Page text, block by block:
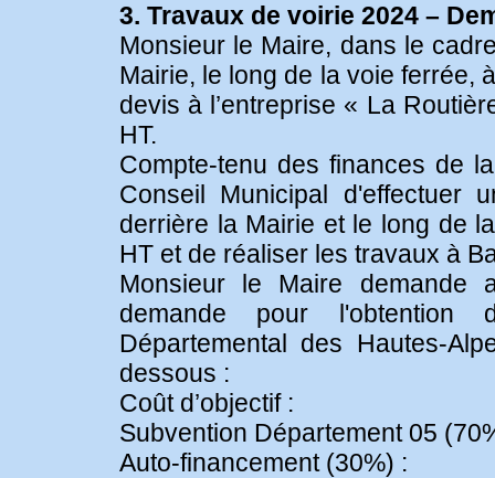
3. Travaux de voirie 2024 –
Monsieur le Maire, dans le
Mairie, le long de la voie ferrée,
devis à l’entreprise « La
HT.
Compte-tenu des finances de
Conseil Municipal d'effectuer
derrière la Mairie et le long de
HT et de réaliser les travaux à
Monsieur le Maire demande
demande pour l'obtention
Départemental des Hautes-
dessous :
Coût d’objectif :
Subvention Département 05
Auto-financement (30%) :